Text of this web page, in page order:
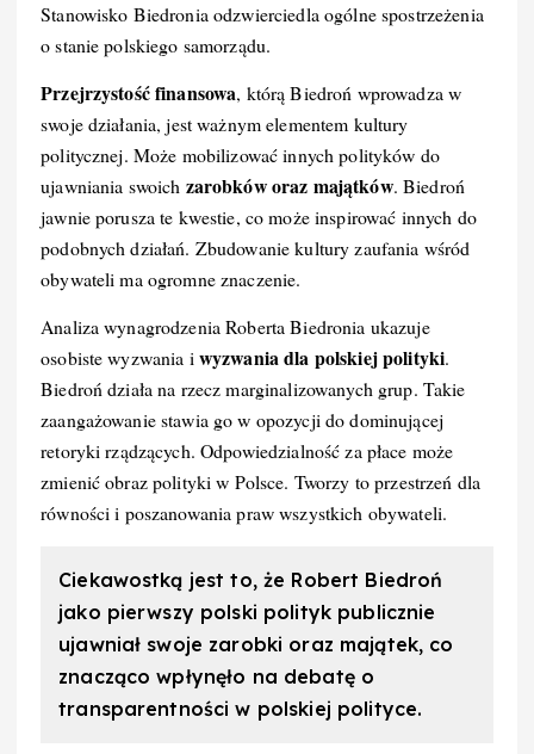
Stanowisko Biedronia odzwierciedla ogólne spostrzeżenia
o stanie polskiego samorządu.
Przejrzystość finansowa, którą Biedroń wprowadza w
swoje działania, jest ważnym elementem kultury
politycznej. Może mobilizować innych polityków do
ujawniania swoich zarobków oraz majątków. Biedroń
jawnie porusza te kwestie, co może inspirować innych do
podobnych działań. Zbudowanie kultury zaufania wśród
obywateli ma ogromne znaczenie.
Analiza wynagrodzenia Roberta Biedronia ukazuje
osobiste wyzwania iwyzwania dla polskiej polityki.
Biedroń działa na rzecz marginalizowanych grup. Takie
zaangażowanie stawia go w opozycji do dominującej
retoryki rządzących. Odpowiedzialność za płace może
zmienić obraz polityki w Polsce. Tworzy to przestrzeń dla
równości i poszanowania praw wszystkich obywateli.
Ciekawostką jest to, że Robert Biedroń
jako pierwszy polski polityk publicznie
ujawniał swoje zarobki oraz majątek, co
znacząco wpłynęło na debatę o
transparentności w polskiej polityce.